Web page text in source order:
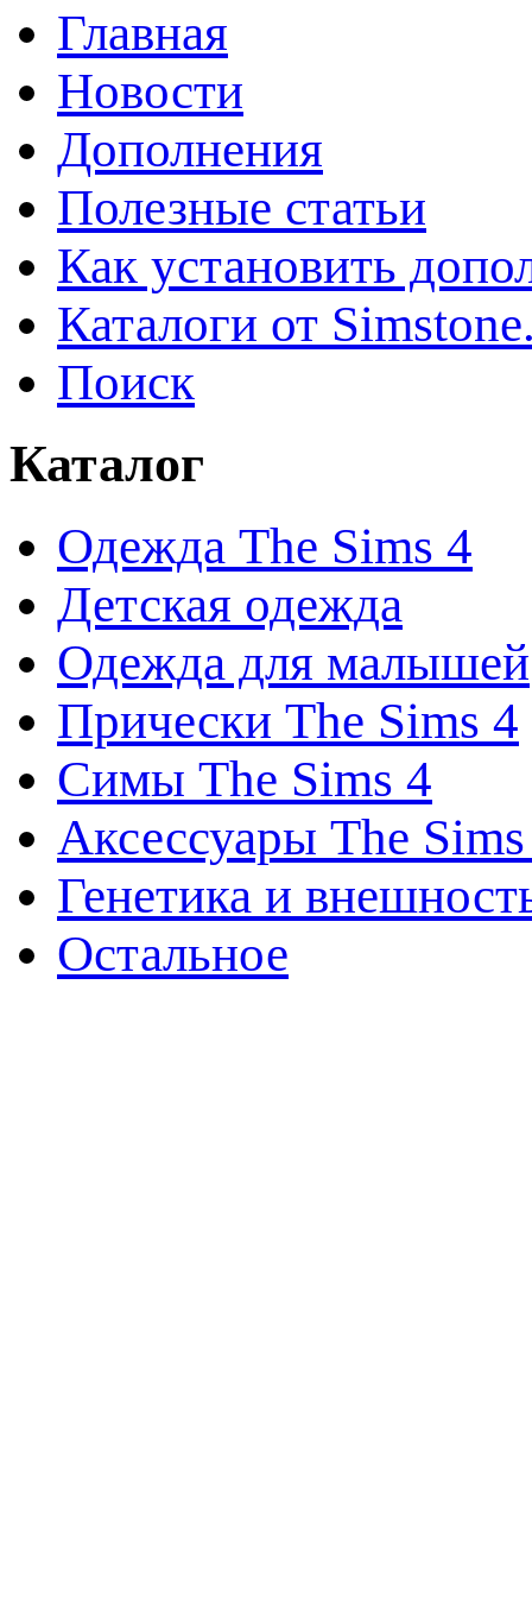
Главная
Новости
Дополнения
Полезные статьи
Как установить
Каталоги от
Поиск
Каталог
Одежда The Sims 4
Детская одежда
Одежда для малышей
Прически The Sims 4
Симы The Sims 4
Аксессуары The
Генетика и
Остальное